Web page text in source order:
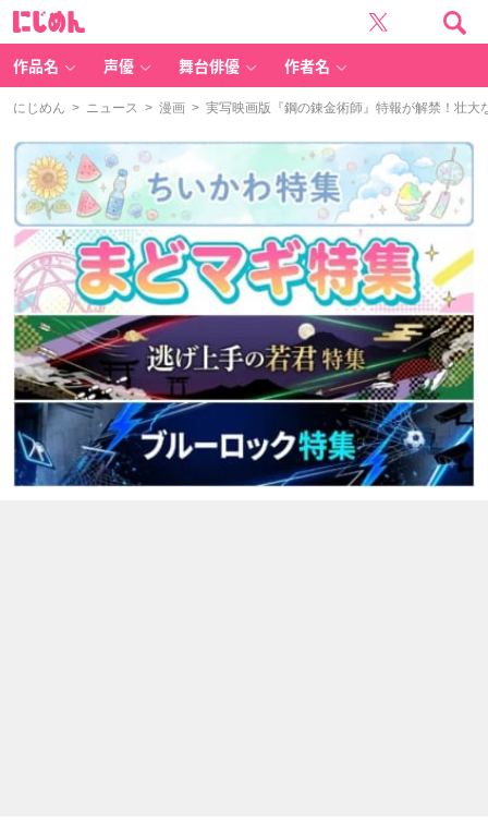
作品名 声優 舞台俳優 作者名
にじめん > ニュース > 漫画 > 実写映画版『鋼の錬金術師』特報が解禁！壮大